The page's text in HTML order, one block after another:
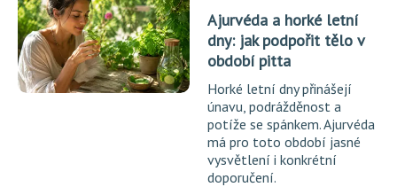
Ajurvéda a horké letní
dny: jak podpořit tělo v
období pitta
Horké letní dny přinášejí
únavu, podrážděnost a
potíže se spánkem. Ajurvéda
má pro toto období jasné
vysvětlení i konkrétní
doporučení.